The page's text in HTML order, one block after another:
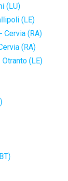
(LU)
(LE)
Cervia (RA)
(RA)
(LE)